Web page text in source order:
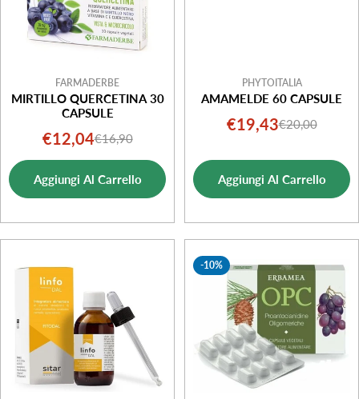
FARMADERBE
MIRTILLO QUERCETINA 30
CAPSULE
Prezzo
di
vendita
€12,04Prezzo
normale
€16,90
Aggiungi Al Carrello
PHYTOITALIA
AMAMELDE 60 CAPSULE
Prezzo
vendita
€19,43Prezzo
€20,00
Aggiungi Al Carrello
-10%